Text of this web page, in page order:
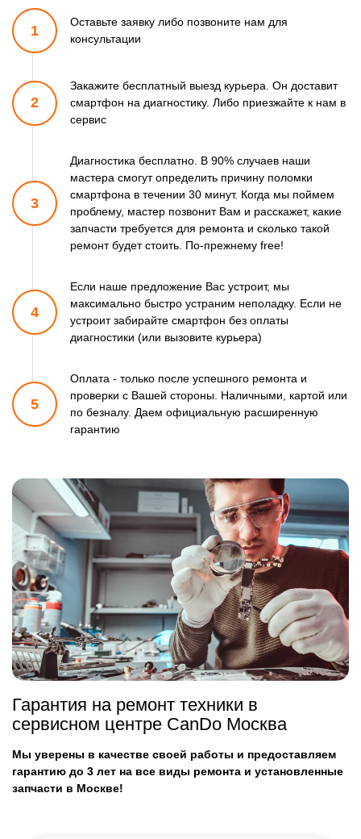
1
Оставьте заявку либо позвоните нам для
консультации
2
Закажите бесплатный выезд курьера. Он доставит
смартфон на диагностику. Либо приезжайте к нам в
сервис
3
Диагностика бесплатно. В 90% случаев наши
мастера смогутопределить причину поломки
смартфона в течении 30 минут. Когда мы поймем
проблему, мастер позвонит Вам и расскажет, какие
запчасти требуется для ремонта и сколько такой
ремонтбудет стоить. По-прежнему free!
4
Если наше предложение Вас устроит, мы
максимально быстро устраним неполадку. Если не
устроит забирайте смартфон без оплаты
диагностики (или вызовите курьера)
5
Оплата - только после успешного ремонта и
проверки с Вашей стороны. Наличными, картой или
по безналу. Даем официальную расширенную
гарантию
Гарантия на ремонт техники в
сервисном центре CanDo Москва
Мы уверены в качестве своей работы и предоставляем
гарантию до 3 лет на все виды ремонта и установленные
запчасти в Москве!